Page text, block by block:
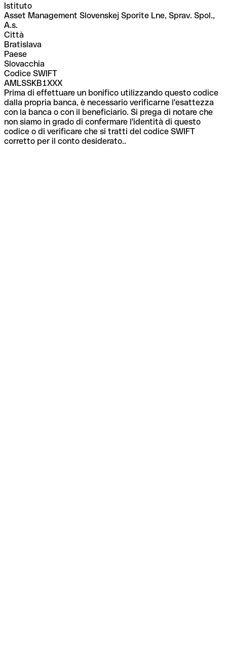
Istituto
Asset Management Slovenskej Sporite Lne, Sprav. Spol.,
A.s.
Città
Bratislava
Paese
Slovacchia
Codice SWIFT
AMLSSKB1XXX
Prima di effettuare un bonifico utilizzando questo codice
dalla propria banca, è necessario verificarne l'esattezza
con la banca o con il beneficiario. Si prega di notare che
non siamo in grado di confermare l'identità di questo
codice o di verificare che si tratti del codice SWIFT
corretto per il conto desiderato..